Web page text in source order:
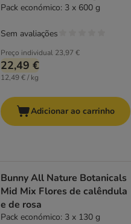
Pack económico: 3 x 600 g
Preço individual 23,97 €
22,49 €
12,49 € / kg
Sem avaliações
Adicionar ao carrinho
Bunny All Nature Botanicals
Mid Mix Flores de calêndula
e de rosa
Pack económico: 3 x 130 g